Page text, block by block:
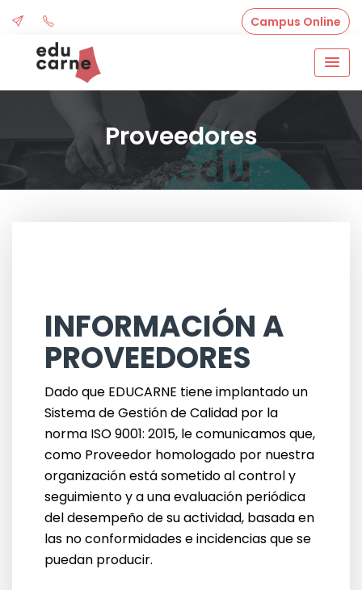
Campus Online
Proveedores
INFORMACIÓN A
PROVEEDORES
Dado que EDUCARNE tiene implantado un
Sistema de Gestión de Calidad por la
norma ISO 9001: 2015, le comunicamos que,
como Proveedor homologado por nuestra
organización está sometido al control y
seguimiento y a una evaluación periódica
del desempeño de su actividad, basada en
las no conformidades e incidencias que se
puedan producir.